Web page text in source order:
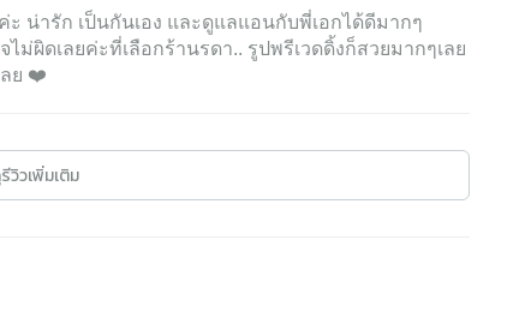
น่ารัก เป็นกันเอง และดูแลแอนกับพี่เอกได้ดีมากๆ
ผิดเลยค่ะที่เลือกร้านรดา.. รูปพรีเวดดิ้งก็สวยมากๆเลย
ลย ❤️
วิวเพิ่มเติม